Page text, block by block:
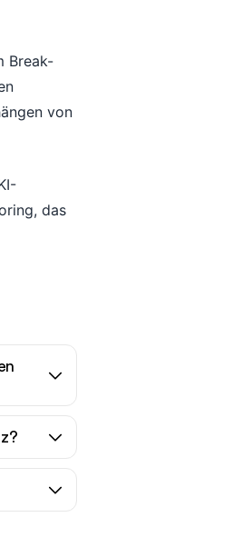
Break-
von
das